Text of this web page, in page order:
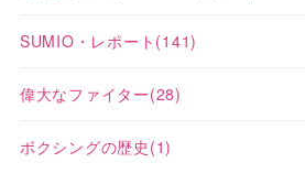
SUMIO・レポート (141)
偉大なファイター(28)
ボクシングの歴史 (1)